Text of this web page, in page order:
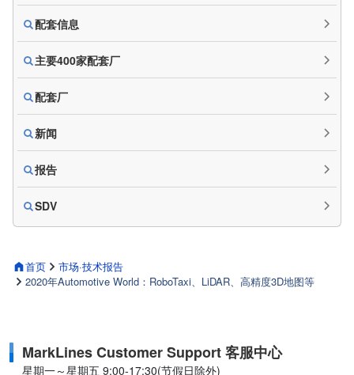
首页
市场·技术报告
2020年Automotive World：RoboTaxi、LiDAR、高精度3D地图等
配套信息
主要400家配套厂
配套厂
新闻
报告
SDV
MarkLines Customer Support 客服中心
星期一～星期五 9:00-17:30(节假日除外)